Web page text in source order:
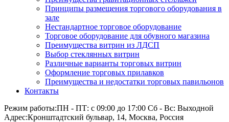
Принципы размещения торгового оборудования в
зале
Нестандартное торговое оборудование
Торговое оборудование для обувного магазина
Преимущества витрин из ЛДСП
Выбор стеклянных витрин
Различные варианты торговых витрин
Оформление торговых прилавков
Преимущества и недостатки торговых павильонов
Контакты
Режим работы:ПН - ПТ: с 09:00 до 17:00 Сб - Вс: Выходной
Адрес:Кронштадтский бульвар, 14, Москва, Россия